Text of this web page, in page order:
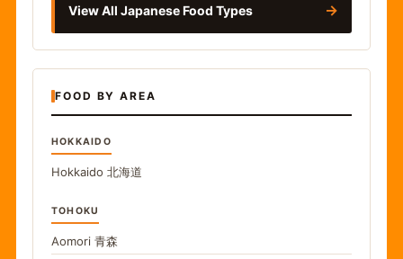
View All Japanese Food Types →
FOOD BY AREA
HOKKAIDO
Hokkaido 北海道
TOHOKU
Aomori 青森